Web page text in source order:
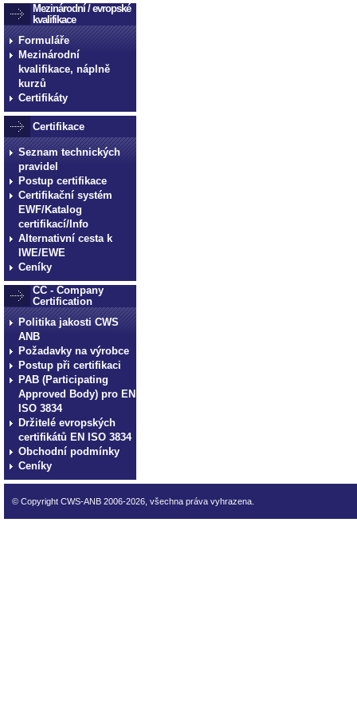
Mezinárodní / evropské
kvalifikace
Formuláře
Mezinárodní
kvalifikace, náplně
kurzů
Certifikáty
Certifikace
Seznam technických
pravidel
Postup certifikace
Certifikační systém
EWF/Katalog
certifikací/Info
Alternativní cesta k
IWE/EWE
Ceníky
CC - Company
Certification
Politika jakosti CWS
ANB
Požadavky na výrobce
Postup při certifikaci
PAB (Participating
Approved Body) pro EN
ISO 3834
Držitelé evropských
certifikátů EN ISO 3834
Obchodní podmínky
Ceníky
© Copyright CWS-ANB 2006-2026, všechna práva vyhrazena.